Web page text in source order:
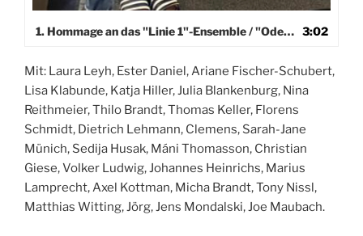
1. Hommage an das "Linie 1"-Ensemble / "Ode an die Zunft". 3:02
Mit: Laura Leyh, Ester Daniel, Ariane Fischer-Schubert,
Lisa Klabunde, Katja Hiller, Julia Blankenburg, Nina
Reithmeier, Thilo Brandt, Thomas Keller, Florens
Schmidt, Dietrich Lehmann, Clemens, Sarah-Jane
Münich, Sedija Husak, Máni Thomasson, Christian
Giese, Volker Ludwig, Johannes Heinrichs, Marius
Lamprecht, Axel Kottman, Micha Brandt, Tony Nissl,
Matthias Witting, Jörg, Jens Mondalski, Joe Maubach.